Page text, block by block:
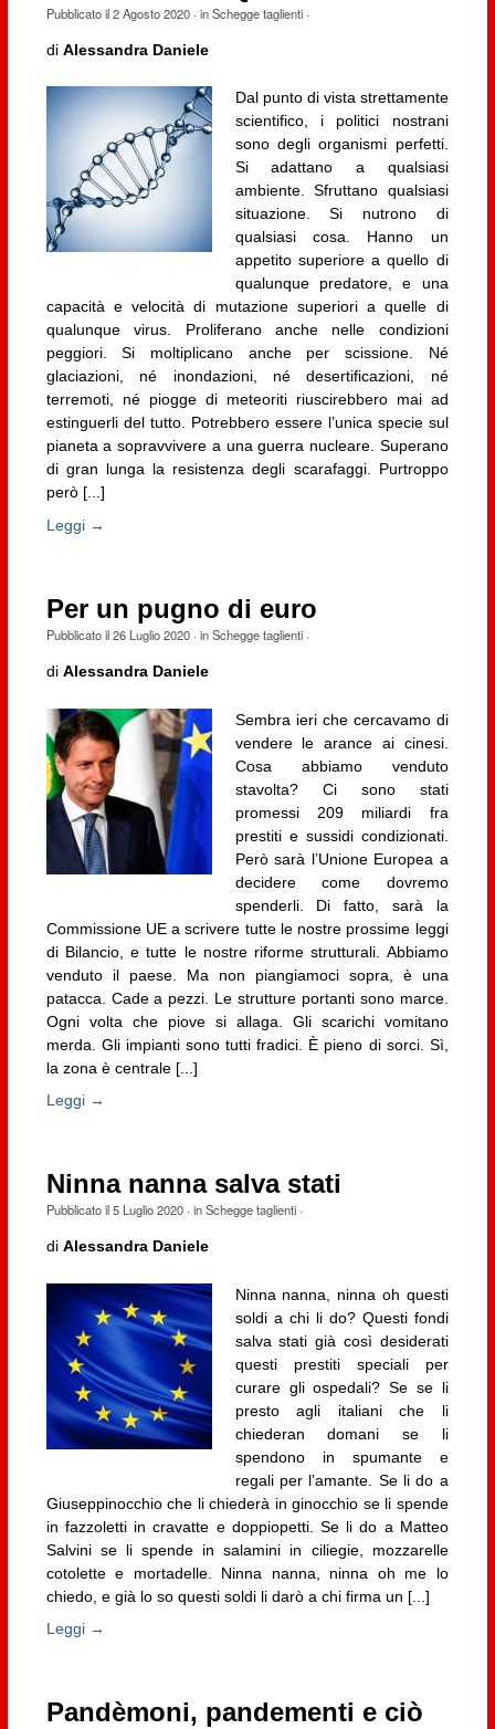
Pubblicato il2 Agosto 2020· inSchegge taglienti·
di Alessandra Daniele
Dal punto di vista strettamente
scientifico, i politici nostrani
sono degli organismi perfetti.
Si adattano a qualsiasi
ambiente. Sfruttano qualsiasi
situazione. Si nutrono di
qualsiasi cosa. Hanno un
appetito superiore a quello di
qualunque predatore, e una
capacità e velocità di mutazione superiori a quelle di
qualunque virus. Proliferano anche nelle condizioni
peggiori. Si moltiplicano anche per scissione. Né
glaciazioni, né inondazioni, né desertificazioni, né
terremoti, né piogge di meteoriti riuscirebbero mai ad
estinguerli del tutto. Potrebbero essere l’unica specie sul
pianeta a sopravvivere a una guerra nucleare. Superano
di gran lunga la resistenza degli scarafaggi. Purtroppo
però [...]
Leggi →
Per un pugno di euro
Pubblicato il26 Luglio 2020· inSchegge taglienti·
di Alessandra Daniele
Sembra ieri che cercavamo di
vendere le arance ai cinesi.
Cosa abbiamo venduto
stavolta? Ci sono stati
promessi 209 miliardi fra
prestiti e sussidi condizionati.
Però sarà l’Unione Europea a
decidere come dovremo
spenderli. Di fatto, sarà la
Commissione UE a scrivere tutte le nostre prossime leggi
di Bilancio, e tutte le nostre riforme strutturali. Abbiamo
venduto il paese. Ma non piangiamoci sopra, è una
patacca. Cade a pezzi. Le strutture portanti sono marce.
Ogni volta che piove si allaga. Gli scarichi vomitano
merda. Gli impianti sono tutti fradici. È pieno di sorci. Sì,
la zona è centrale [...]
Leggi →
Ninna nanna salva stati
Pubblicato il5 Luglio 2020· inSchegge taglienti·
di Alessandra Daniele
Ninna nanna, ninna oh questi
soldi a chi li do? Questi fondi
salva stati già così desiderati
questi prestiti speciali per
curare gli ospedali? Se se li
presto agli italiani che li
chiederan domani se li
spendono in spumante e
regali per l’amante. Se li do a
Giuseppinocchio che li chiederà in ginocchio se li spende
in fazzoletti in cravatte e doppiopetti. Se li do a Matteo
Salvini se li spende in salamini in ciliegie, mozzarelle
cotolette e mortadelle. Ninna nanna, ninna oh me lo
chiedo, e già lo so questi soldi li darò a chi firma un [...]
Leggi →
Pandèmoni, pandementi e ciò